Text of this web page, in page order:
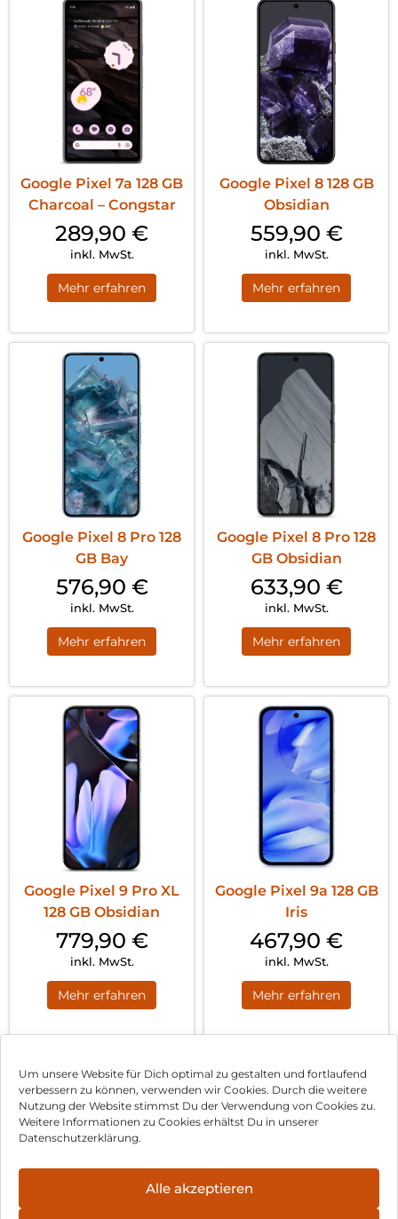
Um unsere Website für Dich optimal zu gestalten und fortlaufend
verbessern zu können, verwenden wir Cookies. Durch die weitere
Nutzung der Website stimmst Du der Verwendung von Cookies zu.
Weitere Informationen zu Cookies erhältst Du in unserer
Datenschutzerklärung.
Alle akzeptieren
Google Pixel 7a 128 GB
Charcoal – Congstar
289,90 €
inkl. MwSt.
Mehr erfahren
Google Pixel 8 128 GB
Obsidian
559,90 €
inkl. MwSt.
Mehr erfahren
Google Pixel 8 Pro 128
GB Bay
576,90 €
inkl. MwSt.
Mehr erfahren
Google Pixel 8 Pro 128
GB Obsidian
633,90 €
inkl. MwSt.
Mehr erfahren
Google Pixel 9 Pro XL
128 GB Obsidian
779,90 €
inkl. MwSt.
Mehr erfahren
Google Pixel 9a 128 GB
Iris
467,90 €
inkl. MwSt.
Mehr erfahren
1 2 Nächste
Impressum